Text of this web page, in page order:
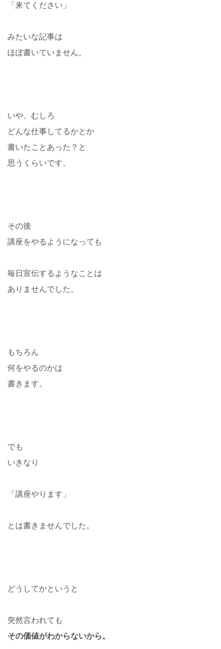
「来てください」
みたいな記事は
ほぼ書いていません。
いや、むしろ
どんな仕事してるかとか
書いたことあった？と
思うくらいです。
その後
講座をやるようになっても
毎日宣伝するようなことは
ありませんでした。
もちろん
何をやるのかは
書きます。
でも
いきなり
「講座やります」
とは書きませんでした。
どうしてかというと
突然言われても
その価値がわからないから。